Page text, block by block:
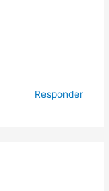
Responder